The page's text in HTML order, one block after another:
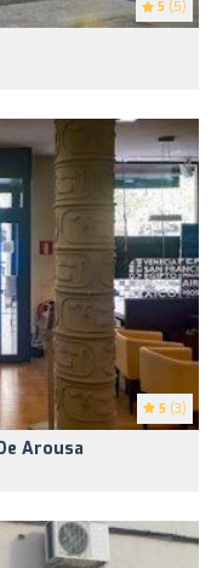
5 (5)
5 (3)
Arousa